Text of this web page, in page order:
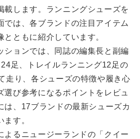
載します。ランニングシューズを
では、各ブランドの注目アイテム
とともに紹介しています。
ションでは、同誌の編集長と副編
足、トレイルランニング12足の
走り、各シューズの特徴や履き心
選び参考になるポイントをレビュ
は、17ブランドの最新シューズカ
す。
よるニュージーランドの「クイー